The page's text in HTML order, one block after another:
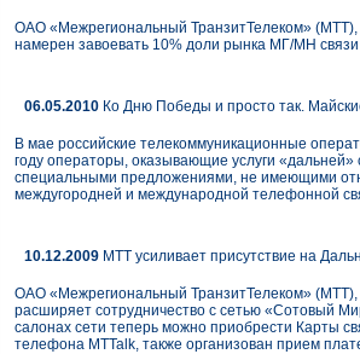
ОАО «Межрегиональный ТранзитТелеком»
намерен завоевать 10% доли рынка МГ/МН
06.05.2010 Ко Дню Победы и просто так.
В мае российские телекоммуникационные
году операторы, оказывающие услуги
специальными предложениями, не имеющими
междугородней и международной телефонной
10.12.2009 МТТ усиливает присутствие на
ОАО «Межрегиональный ТранзитТелеком» (МТТ),
расширяет сотрудничество с сетью «Сотовый
салонах сети теперь можно приобрести Карты
телефона MTTalk, также организован прием